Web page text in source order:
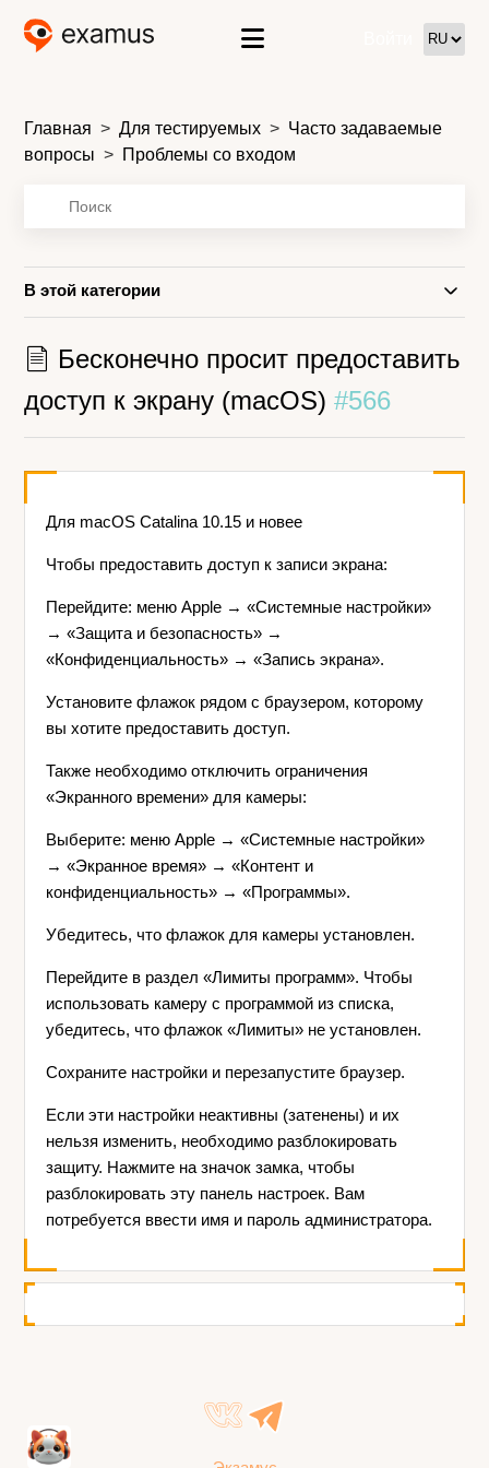
Главная Для тестируемых
Часто задаваемые
вопросы
Проблемы со входом
В этой категории
Бесконечно просит предоставить
доступ к экрану (macOS)#566
Для macOS Catalina 10.15 и новее
Чтобы предоставить доступ к записи экрана:
Перейдите: меню Apple → «Системные настройки»
→ «Защита и безопасность» →
«Конфиденциальность» → «Запись экрана».
Установите флажок рядом с браузером, которому
вы хотите предоставить доступ.
Также необходимо отключить ограничения
«Экранного времени» для камеры:
Выберите: меню Apple → «Системные настройки»
→ «Экранное время» → «Контент и
конфиденциальность» → «Программы».
Убедитесь, что флажок для камеры установлен.
Перейдите в раздел «Лимиты программ». Чтобы
использовать камеру с программой из списка,
убедитесь, что флажок «Лимиты» не установлен.
Сохраните настройки и перезапустите браузер.
Если эти настройки неактивны (затенены) и их
нельзя изменить, необходимо разблокировать
защиту. Нажмите на значок замка, чтобы
разблокировать эту панель настроек. Вам
потребуется ввести имя и пароль администратора.